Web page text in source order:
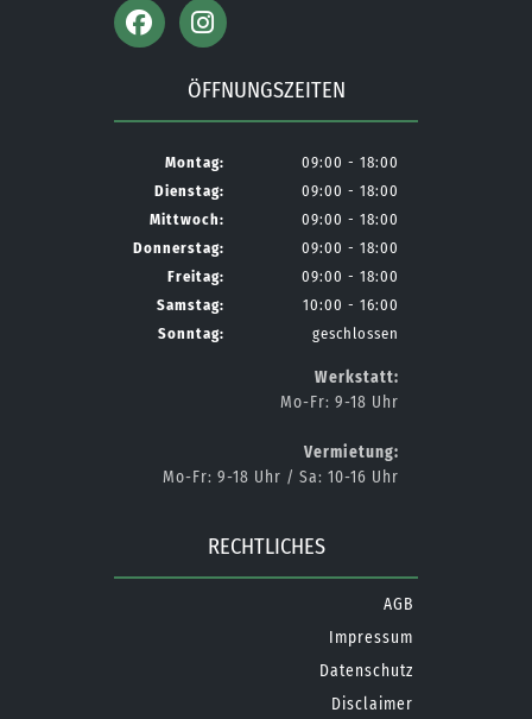
ÖFFNUNGSZEITEN
Montag:
09:00 - 18:00
Dienstag:
09:00 - 18:00
Mittwoch:
09:00 - 18:00
Donnerstag:
09:00 - 18:00
Freitag:
09:00 - 18:00
Samstag:
10:00 - 16:00
Sonntag:
geschlossen
Werkstatt:
Mo-Fr: 9-18 Uhr
Vermietung:
Mo-Fr: 9-18 Uhr / Sa: 10-16 Uhr
RECHTLICHES
AGB
Impressum
Datenschutz
Disclaimer